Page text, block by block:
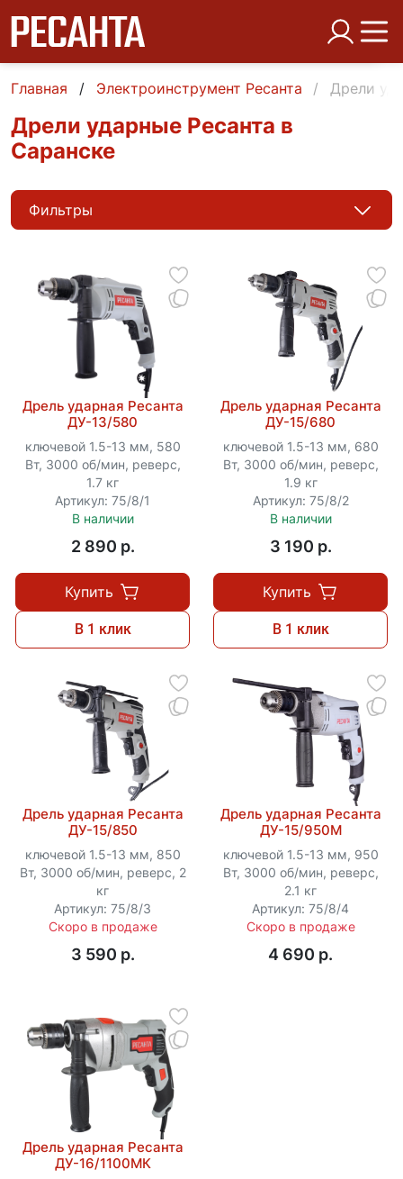
Главная Электроинструмент Ресанта Дрели
Дрели ударные Ресанта в
Саранске
Фильтры
Дрель ударная Ресанта
ДУ-13/580
ключевой 1.5-13 мм, 580
Вт, 3000 об/мин, реверс,
1.7 кг
Артикул: 75/8/1
В наличии
2 890 p.
Купить
В 1 клик
Дрель ударная Ресанта
ДУ-15/680
ключевой 1.5-13 мм, 680
Вт, 3000 об/мин, реверс,
1.9 кг
Артикул: 75/8/2
В наличии
3 190 p.
Купить
В 1 клик
Дрель ударная Ресанта
ДУ-15/850
ключевой 1.5-13 мм, 850
Вт, 3000 об/мин, реверс, 2
кг
Артикул: 75/8/3
Скоро в продаже
3 590 p.
Дрель ударная Ресанта
ДУ-15/950М
ключевой 1.5-13 мм, 950
Вт, 3000 об/мин, реверс,
2.1 кг
Артикул: 75/8/4
Скоро в продаже
4 690 p.
Дрель ударная Ресанта
ДУ-16/1100МК